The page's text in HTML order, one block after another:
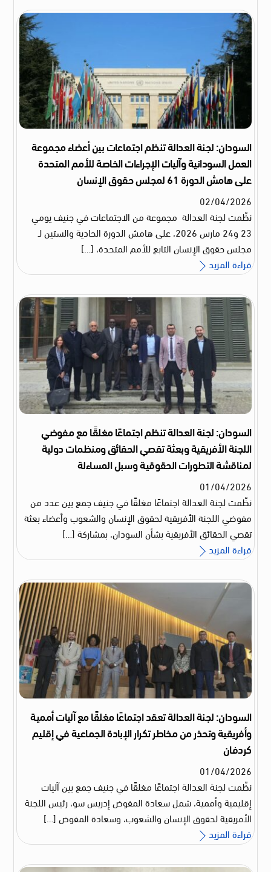
السودان: لجنة العدالة تنظم اجتماعات بين أعضاء مجموعة
العمل السودانية وآليات الإجراءات الخاصة للأمم المتحدة
على هامش الدورة 61 لمجلس حقوق الإنسان
02/04/2026
نظّمت لجنة العدالة مجموعة من الاجتماعات في جنيف يومي
23 و24 مارس 2026، على هامش الدورة الحادية والستين لـ
مجلس حقوق الإنسان التابع للأمم المتحدة، […]
قراءة المزيد
السودان: لجنة العدالة تنظم اجتماعًا مغلقًا مع مفوضي
اللجنة الأفريقية وبعثة تقصي الحقائق ومنظمات دولية
لمناقشة التطورات الحقوقية وسبل المساءلة
01/04/2026
نظّمت لجنة العدالة اجتماعًا مغلقًا في جنيف جمع بين عدد من
مفوضي اللجنة الأفريقية لحقوق الإنسان والشعوب وأعضاء بعثة
تقصي الحقائق الأفريقية بشأن السودان، بمشاركة […]
قراءة المزيد
السودان: لجنة العدالة تعقد اجتماعًا مغلقًا مع آليات أممية
وأفريقية وتحذر من مخاطر تكرار الإبادة الجماعية في إقليم
كردفان
01/04/2026
نظّمت لجنة العدالة اجتماعًا مغلقًا في جنيف جمع بين آليات
إقليمية وأممية، شمل سعادة المفوض إدريس سو، رئيس اللجنة
الأفريقية لحقوق الإنسان والشعوب، وسعادة المفوض […]
قراءة المزيد